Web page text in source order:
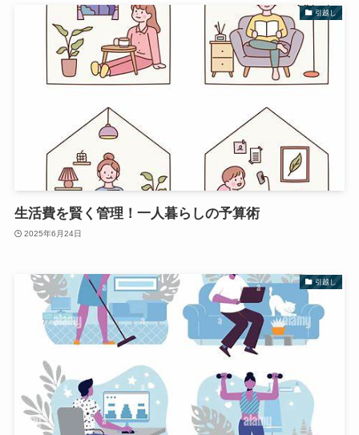
引越し
生活費を賢く管理！一人暮らしの予算術
2025年6月24日
引越し